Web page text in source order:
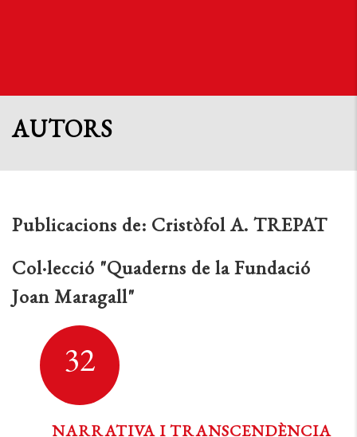
AUTORS
Publicacions de: Cristòfol A. TREPAT
Col·lecció "Quaderns de la Fundació
Joan Maragall"
32
NARRATIVA I TRANSCENDÈNCIA